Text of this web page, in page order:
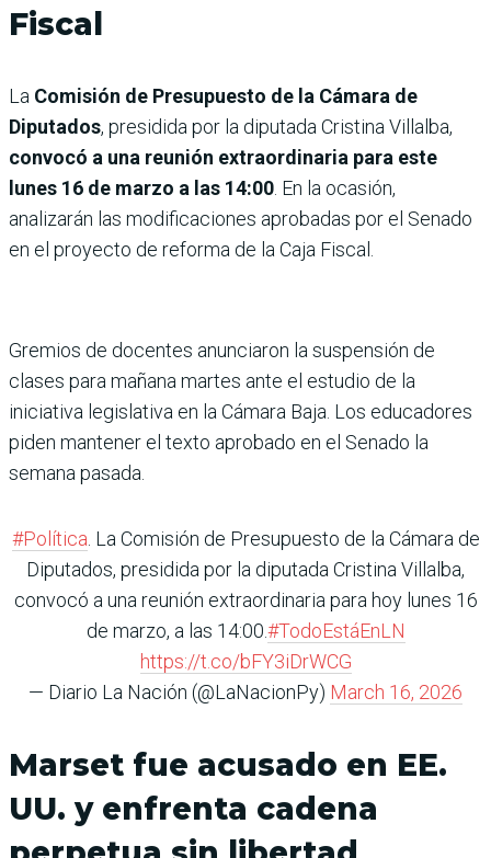
Fiscal
La Comisión de Presupuesto de la Cámara de
Diputados, presidida por la diputada Cristina Villalba,
convocó a una reunión extraordinaria para este
lunes 16 de marzo a las 14:00 . En la ocasión,
analizarán las modificaciones aprobadas por el Senado
en el proyecto de reforma de la Caja Fiscal.
Gremios de docentes anunciaron la suspensión de
clases para mañana martes ante el estudio de la
iniciativa legislativa en la Cámara Baja. Los educadores
piden mantener el texto aprobado en el Senado la
semana pasada.
#Política . La Comisión de Presupuesto de la Cámara de
Diputados, presidida por la diputada Cristina Villalba,
convocó a una reunión extraordinaria para hoy lunes 16
de marzo, a las 14:00.#TodoEstáEnLN
https://t.co/bFY3iDrWCG
— Diario La Nación (@LaNacionPy) March 16, 2026
Marset fue acusado en EE.
UU. y enfrenta cadena